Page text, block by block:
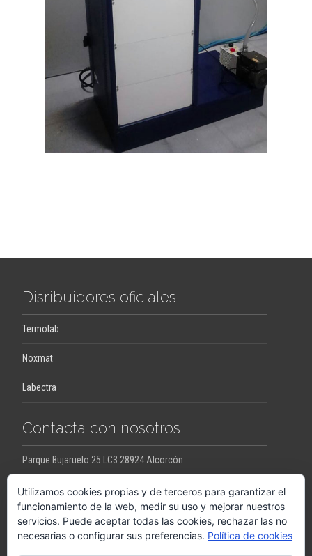
Disribuidores oficiales
Termolab
Noxmat
Labectra
Contacta con nosotros
Parque Bujaruelo 25 LC3 28924 Alcorcón
jesus.ortega@pro-con.es raquel.ortega@pro-con.es
Llámanos
Utilizamos cookies propias y de terceros para garantizar el
funcionamiento de la web, medir su uso y mejorar nuestros
servicios. Puede aceptar todas las cookies, rechazar las no
necesarias o configurar sus preferencias. Política de cookies